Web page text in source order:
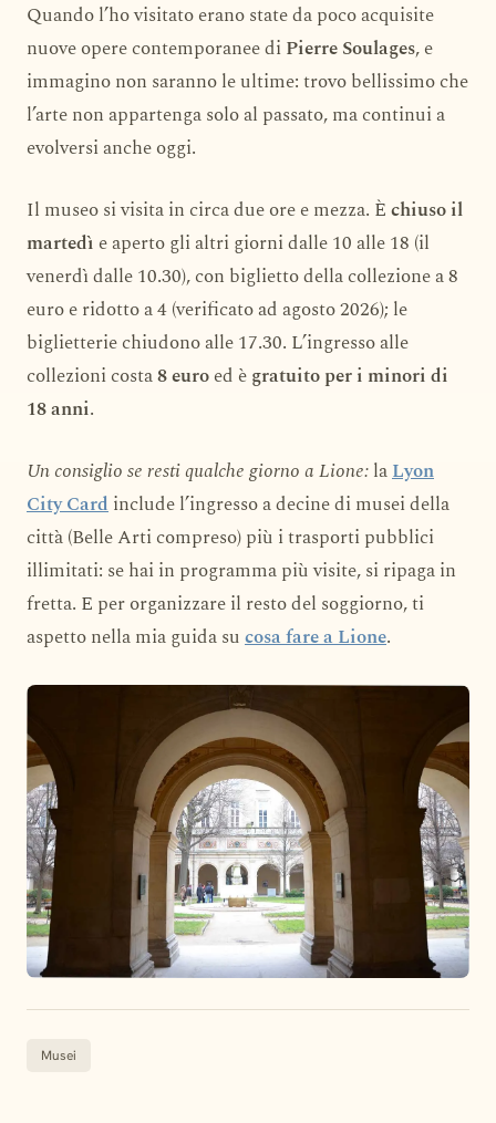
Quando l’ho visitato erano state da poco acquisite
nuove opere contemporanee diPierre Soulages, e
immagino non saranno le ultime: trovo bellissimo che
l’arte non appartenga solo al passato, ma continui a
evolversi anche oggi.
Il museo si visita in circa due ore e mezza. Èchiuso il
martedì e aperto gli altri giorni dalle 10 alle 18 (il
venerdì dalle 10.30), con biglietto della collezione a 8
euro e ridotto a 4 (verificato ad agosto 2026); le
biglietterie chiudono alle 17.30. L’ingresso alle
collezioni costa8 euroed ègratuito per i minori di
18 anni.
Un consiglio se resti qualche giorno a Lione:laLyon
City Cardinclude l’ingresso a decine di musei della
città (Belle Arti compreso) più i trasporti pubblici
illimitati: se hai in programma più visite, si ripaga in
fretta. E per organizzare il resto del soggiorno, ti
aspetto nella mia guida sucosa fare a Lione.
Musei